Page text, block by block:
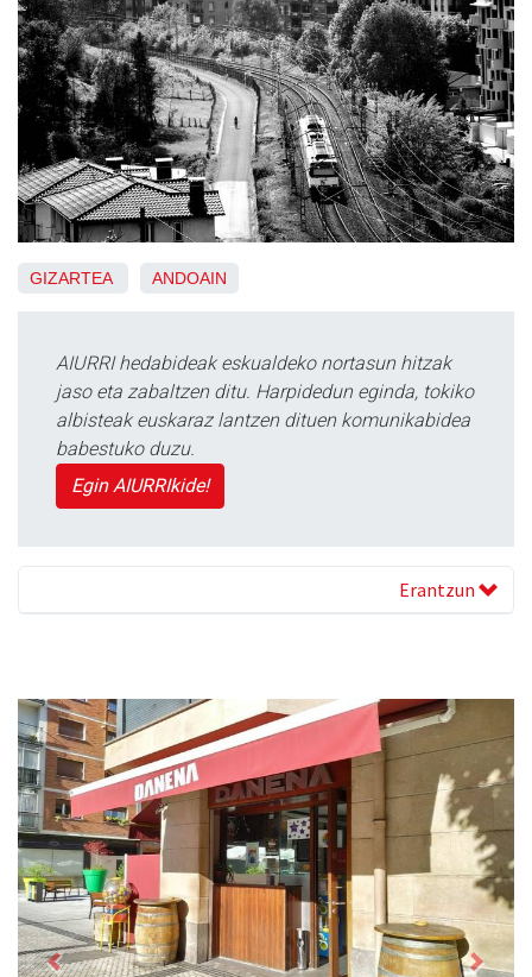
GIZARTEA ANDOAIN
AIURRI hedabideak eskualdeko nortasun hitzak
jaso eta zabaltzen ditu. Harpidedun eginda, tokiko
albisteak euskaraz lantzen dituen komunikabidea
babestuko duzu.
Egin AIURRIkide!
Erantzun